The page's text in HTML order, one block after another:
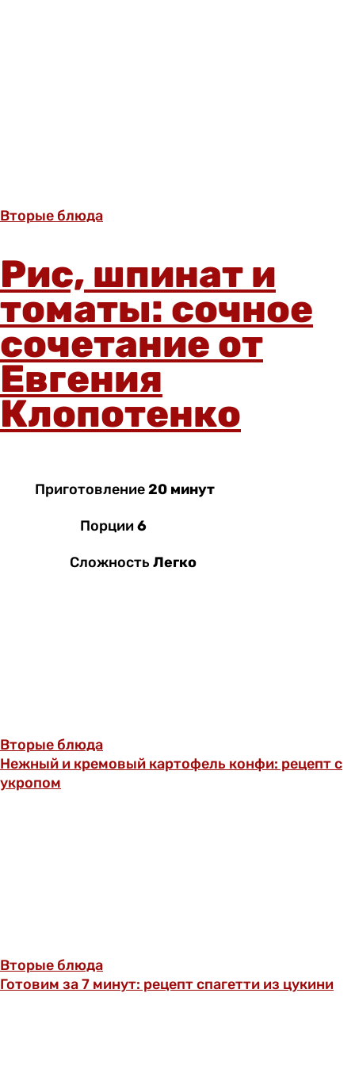
Вторые блюда
Рис, шпинат и
томаты: сочное
сочетание от
Евгения
Клопотенко
Приготовление20 минут
Порции6
Сложность Легко
Вторые блюда
Нежный и кремовый картофель конфи: рецепт с
укропом
Вторые блюда
Готовим за 7 минут: рецепт спагетти из цукини